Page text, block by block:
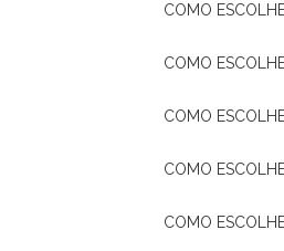
COMO
COMO
COMO
COMO
COMO